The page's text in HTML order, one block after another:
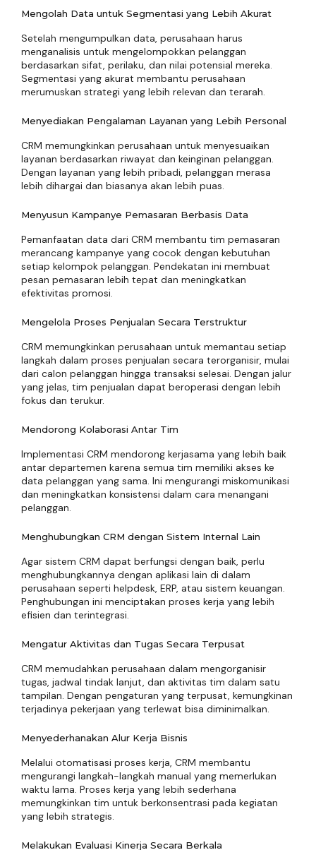
Mengolah Data untuk Segmentasi yang Lebih Akurat
Setelah mengumpulkan data, perusahaan harus
menganalisis untuk mengelompokkan pelanggan
berdasarkan sifat, perilaku, dan nilai potensial mereka.
Segmentasi yang akurat membantu perusahaan
merumuskan strategi yang lebih relevan dan terarah.
Menyediakan Pengalaman Layanan yang Lebih Personal
CRM memungkinkan perusahaan untuk menyesuaikan
layanan berdasarkan riwayat dan keinginan pelanggan.
Dengan layanan yang lebih pribadi, pelanggan merasa
lebih dihargai dan biasanya akan lebih puas.
Menyusun Kampanye Pemasaran Berbasis Data
Pemanfaatan data dari CRM membantu tim pemasaran
merancang kampanye yang cocok dengan kebutuhan
setiap kelompok pelanggan. Pendekatan ini membuat
pesan pemasaran lebih tepat dan meningkatkan
efektivitas promosi.
Mengelola Proses Penjualan Secara Terstruktur
CRM memungkinkan perusahaan untuk memantau setiap
langkah dalam proses penjualan secara terorganisir, mulai
dari calon pelanggan hingga transaksi selesai. Dengan jalur
yang jelas, tim penjualan dapat beroperasi dengan lebih
fokus dan terukur.
Mendorong Kolaborasi Antar Tim
Implementasi CRM mendorong kerjasama yang lebih baik
antar departemen karena semua tim memiliki akses ke
data pelanggan yang sama. Ini mengurangi miskomunikasi
dan meningkatkan konsistensi dalam cara menangani
pelanggan.
Menghubungkan CRM dengan Sistem Internal Lain
Agar sistem CRM dapat berfungsi dengan baik, perlu
menghubungkannya dengan aplikasi lain di dalam
perusahaan seperti helpdesk, ERP, atau sistem keuangan.
Penghubungan ini menciptakan proses kerja yang lebih
efisien dan terintegrasi.
Mengatur Aktivitas dan Tugas Secara Terpusat
CRM memudahkan perusahaan dalam mengorganisir
tugas, jadwal tindak lanjut, dan aktivitas tim dalam satu
tampilan. Dengan pengaturan yang terpusat, kemungkinan
terjadinya pekerjaan yang terlewat bisa diminimalkan.
Menyederhanakan Alur Kerja Bisnis
Melalui otomatisasi proses kerja, CRM membantu
mengurangi langkah-langkah manual yang memerlukan
waktu lama. Proses kerja yang lebih sederhana
memungkinkan tim untuk berkonsentrasi pada kegiatan
yang lebih strategis.
Melakukan Evaluasi Kinerja Secara Berkala